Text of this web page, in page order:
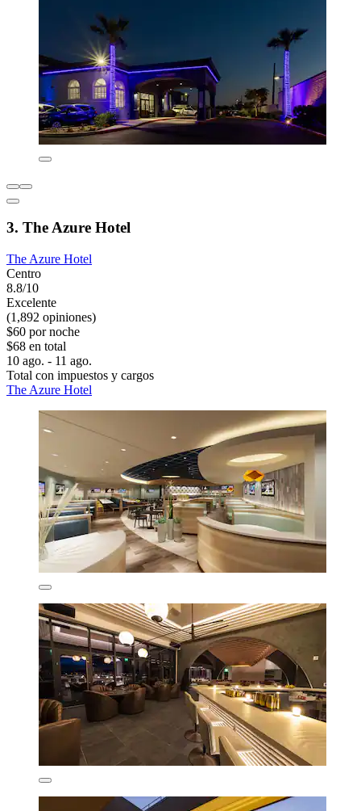
3. The Azure Hotel
The Azure Hotel
Centro
8.8/10
Excelente
(1,892 opiniones)
$60 por noche
$68 en total
10 ago. - 11 ago.
Total con impuestos y cargos
The Azure Hotel